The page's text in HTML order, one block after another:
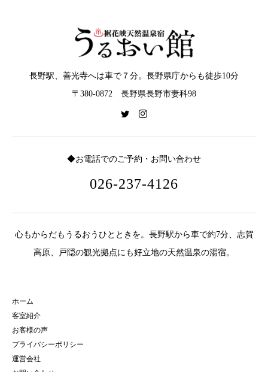
長野駅、善光寺へは車で７分。長野県庁からも徒歩10分
〒380-0872 長野県長野市妻科98
◆お電話でのご予約・お問い合わせ
026-237-4126
心もからだもうるおうひとときを。長野駅から車で約7分、志賀
高原、戸隠の観光拠点にも好立地の天然温泉の湯宿。
ホーム
客室紹介
お客様の声
プライバシーポリシー
運営会社